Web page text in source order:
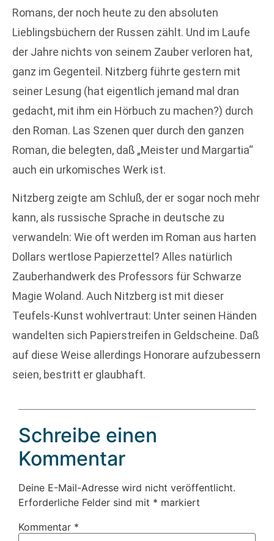
Romans, der noch heute zu den absoluten
Lieblingsbüchern der Russen zählt. Und im Laufe
der Jahre nichts von seinem Zauber verloren hat,
ganz im Gegenteil. Nitzberg führte gestern mit
seiner Lesung (hat eigentlich jemand mal dran
gedacht, mit ihm ein Hörbuch zu machen?) durch
den Roman. Las Szenen quer durch den ganzen
Roman, die belegten, daß „Meister und Margartia“
auch ein urkomisches Werk ist.
Nitzberg zeigte am Schluß, der er sogar noch mehr
kann, als russische Sprache in deutsche zu
verwandeln: Wie oft werden im Roman aus harten
Dollars wertlose Papierzettel? Alles natürlich
Zauberhandwerk des Professors für Schwarze
Magie Woland. Auch Nitzberg ist mit dieser
Teufels-Kunst wohlvertraut: Unter seinen Händen
wandelten sich Papierstreifen in Geldscheine. Daß
auf diese Weise allerdings Honorare aufzubessern
seien, bestritt er glaubhaft.
Schreibe einen
Kommentar
Deine E-Mail-Adresse wird nicht veröffentlicht.
Erforderliche Felder sind mit * markiert
Kommentar *